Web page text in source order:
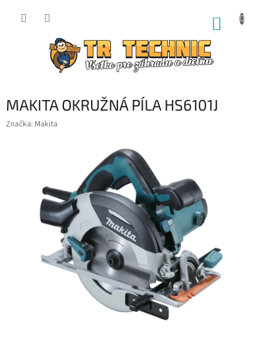
MAKITA OKRUŽNÁ PÍLA HS6101J
Značka: Makita